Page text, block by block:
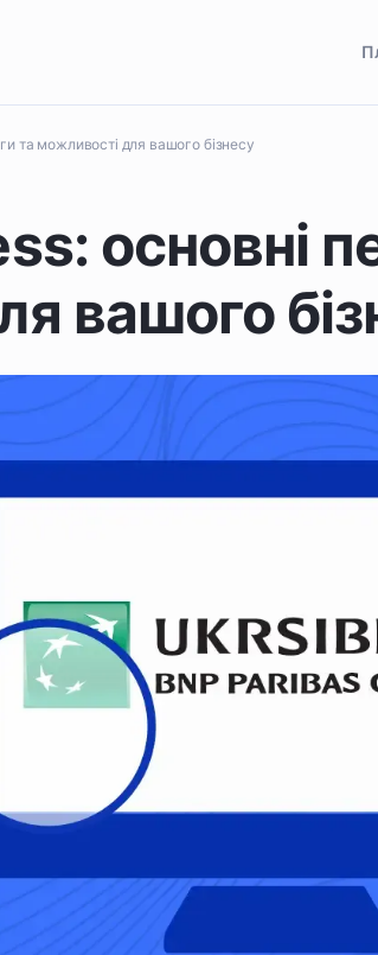
та можливості для вашого бізнесу
основні
вашого